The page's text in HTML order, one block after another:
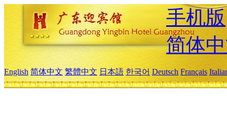
手机版
简体
English 简体中文 繁體中文 日本語 한국어 Deutsch Français